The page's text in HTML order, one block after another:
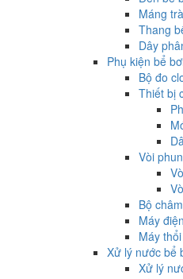
Máng
Thang
Dây
Phụ kiện bể
Bộ đo
Thiết bị
Vòi
Bộ
Máy
Máy
Xử lý nước bể
Xử lý